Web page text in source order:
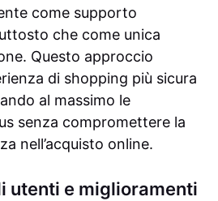
come supporto
che come unica
Questo approccio
di shopping più sicura
al massimo le
senza compromettere la
nell’acquisto online.
utenti e miglioramenti